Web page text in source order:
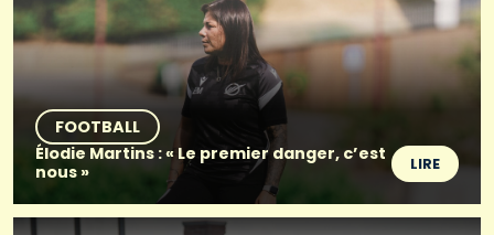
FOOTBALL
Élodie Martins : « Le premier danger, c’est
nous »
LIRE